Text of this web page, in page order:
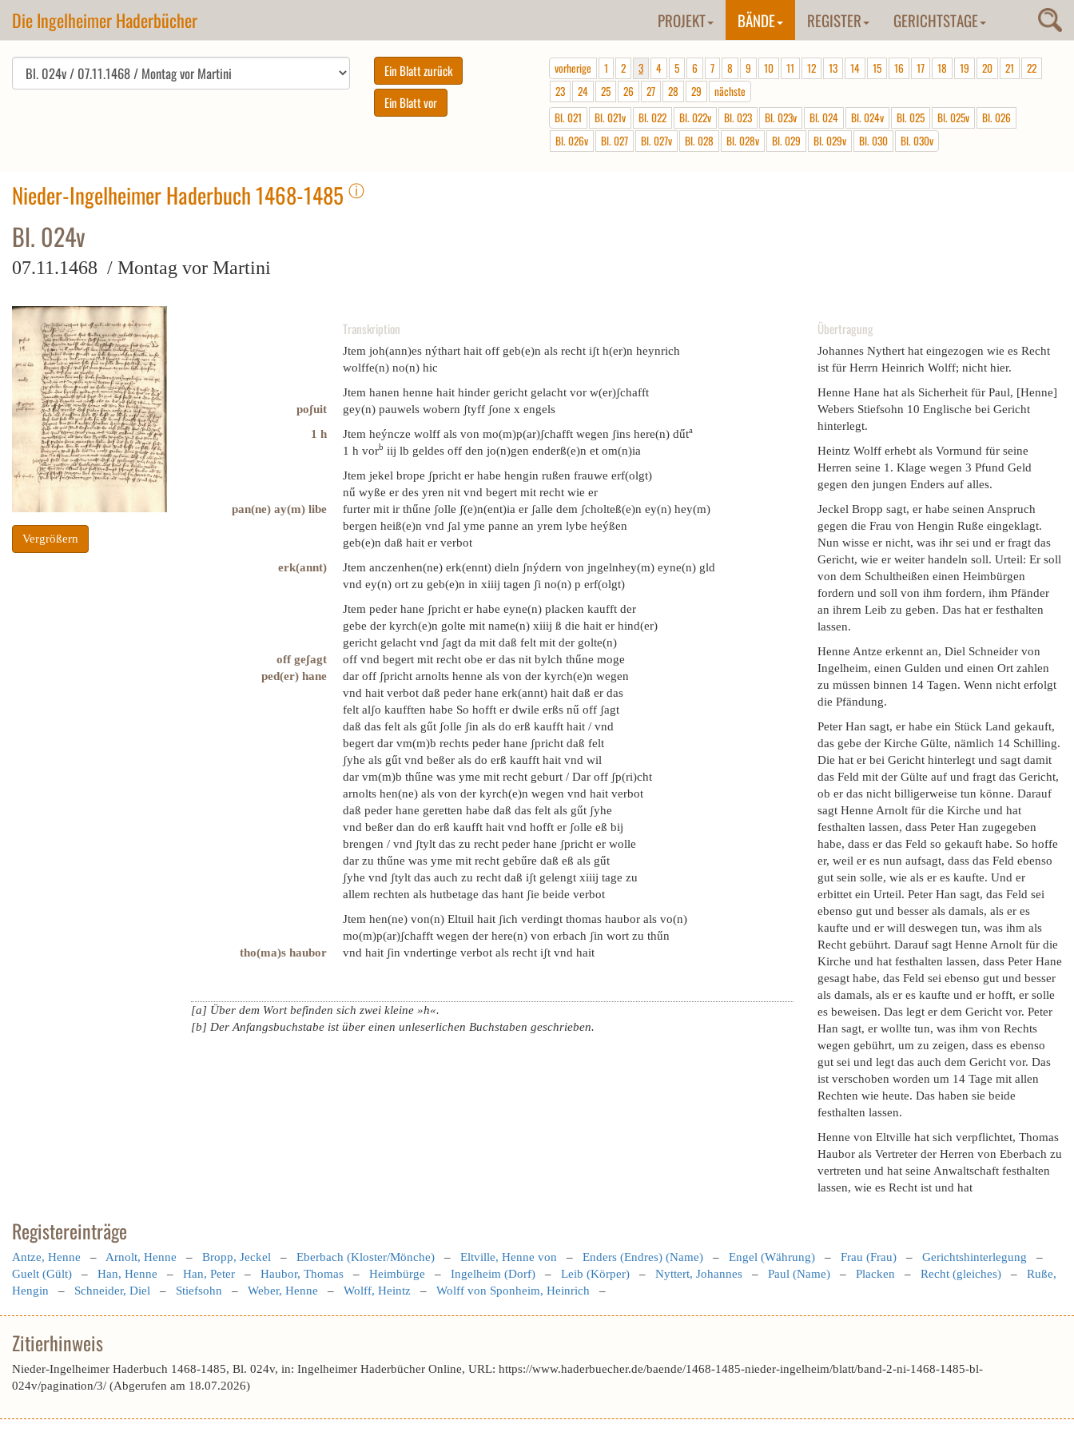
Die Ingelheimer Haderbücher PROJEKT BÄNDE REGISTER GERICHTSTAGE
vorherige 1 2 3 4 5 6 7 8 9 10 11 12 13 14 15 16 17 18 19 20 21
22
23
24 25 26 27 28 29
nächste
Bl. 021
Bl. 021v Bl. 022 Bl. 022v Bl. 023 Bl. 023v Bl. 024 Bl. 024v Bl. 025 Bl. 025v
Bl. 026
Bl. 026v
Bl. 027 Bl. 027v Bl. 028 Bl. 028v Bl. 029 Bl. 029v Bl. 030 Bl. 030v
Nieder-Ingelheimer Haderbuch 1468-1485 ⓘ
Bl. 024v
07.11.1468 / Montag vor Martini
Vergrößern
Transkription
Jtem joh(ann)es nýthart hait off geb(e)n als recht iʃt h(er)n heynrich
wolffe(n) no(n) hic
Jtem hanen henne hait hinder gericht gelacht vor w(er)ʃchafft
poʃuit
gey(n) pauwels wobern ʃtyff ʃone x engels
1 h
Jtem heýncze wolff als von mo(m)p(ar)ʃchafft wegen ʃins here(n) dűta
1 h vorb iij lb geldes off den jo(n)gen enderß(e)n et om(n)ia
Jtem jekel brope ʃpricht er habe hengin rußen frauwe erf(olgt)
nű wyße er des yren nit vnd begert mit recht wie er
pan(ne) ay(m) libe
furter mit ir thűne ʃolle ʃ(e)n(ent)ia er ʃalle dem ʃcholteß(e)n ey(n) hey(m)
bergen heiß(e)n vnd ʃal yme panne an yrem lybe heýßen
geb(e)n daß hait er verbot
erk(annt)
Jtem anczenhen(ne) erk(ennt) dieln ʃnýdern von jngelnhey(m) eyne(n) gld
vnd ey(n) ort zu geb(e)n in xiiij tagen ʃi no(n) p erf(olgt)
Jtem peder hane ʃpricht er habe eyne(n) placken kaufft der
gebe der kyrch(e)n golte mit name(n) xiiij ß die hait er hind(er)
gericht gelacht vnd ʃagt da mit daß felt mit der golte(n)
off geʃagt
off vnd begert mit recht obe er das nit bylch thűne moge
ped(er) hane
dar off ʃpricht arnolts henne als von der kyrch(e)n wegen
vnd hait verbot daß peder hane erk(annt) hait daß er das
felt alʃo kaufften habe So hofft er dwile erßs nű off ʃagt
daß das felt als gűt ʃolle ʃin als do erß kaufft hait / vnd
begert dar vm(m)b rechts peder hane ʃpricht daß felt
ʃyhe als gűt vnd beßer als do erß kaufft hait vnd wil
dar vm(m)b thűne was yme mit recht geburt / Dar off ʃp(ri)cht
arnolts hen(ne) als von der kyrch(e)n wegen vnd hait verbot
daß peder hane geretten habe daß das felt als gűt ʃyhe
vnd beßer dan do erß kaufft hait vnd hofft er ʃolle eß bij
brengen / vnd ʃtylt das zu recht peder hane ʃpricht er wolle
dar zu thűne was yme mit recht gebűre daß eß als gűt
ʃyhe vnd ʃtylt das auch zu recht daß iʃt gelengt xiiij tage zu
allem rechten als hutbetage das hant ʃie beide verbot
Jtem hen(ne) von(n) Eltuil hait ʃich verdingt thomas haubor als vo(n)
mo(m)p(ar)ʃchafft wegen der here(n) von erbach ʃin wort zu thűn
tho(ma)s haubor
vnd hait ʃin vndertinge verbot als recht iʃt vnd hait
[a] Über dem Wort befinden sich zwei kleine »h«.
[b] Der Anfangsbuchstabe ist über einen unleserlichen Buchstaben geschrieben.
Übertragung
Johannes Nythert hat eingezogen wie es Recht
ist für Herrn Heinrich Wolff; nicht hier.
Henne Hane hat als Sicherheit für Paul, [Henne]
Webers Stiefsohn 10 Englische bei Gericht
hinterlegt.
Heintz Wolff erhebt als Vormund für seine
Herren seine 1. Klage wegen 3 Pfund Geld
gegen den jungen Enders auf alles.
Jeckel Bropp sagt, er habe seinen Anspruch
gegen die Frau von Hengin Ruße eingeklagt.
Nun wisse er nicht, was ihr sei und er fragt das
Gericht, wie er weiter handeln soll. Urteil: Er soll
von dem Schultheißen einen Heimbürgen
fordern und soll von ihm fordern, ihm Pfänder
an ihrem Leib zu geben. Das hat er festhalten
lassen.
Henne Antze erkennt an, Diel Schneider von
Ingelheim, einen Gulden und einen Ort zahlen
zu müssen binnen 14 Tagen. Wenn nicht erfolgt
die Pfändung.
Peter Han sagt, er habe ein Stück Land gekauft,
das gebe der Kirche Gülte, nämlich 14 Schilling.
Die hat er bei Gericht hinterlegt und sagt damit
das Feld mit der Gülte auf und fragt das Gericht,
ob er das nicht billigerweise tun könne. Darauf
sagt Henne Arnolt für die Kirche und hat
festhalten lassen, dass Peter Han zugegeben
habe, dass er das Feld so gekauft habe. So hoffe
er, weil er es nun aufsagt, dass das Feld ebenso
gut sein solle, wie als er es kaufte. Und er
erbittet ein Urteil. Peter Han sagt, das Feld sei
ebenso gut und besser als damals, als er es
kaufte und er will deswegen tun, was ihm als
Recht gebührt. Darauf sagt Henne Arnolt für die
Kirche und hat festhalten lassen, dass Peter Hane
gesagt habe, das Feld sei ebenso gut und besser
als damals, als er es kaufte und er hofft, er solle
es beweisen. Das legt er dem Gericht vor. Peter
Han sagt, er wollte tun, was ihm von Rechts
wegen gebührt, um zu zeigen, dass es ebenso
gut sei und legt das auch dem Gericht vor. Das
ist verschoben worden um 14 Tage mit allen
Rechten wie heute. Das haben sie beide
festhalten lassen.
Henne von Eltville hat sich verpflichtet, Thomas
Haubor als Vertreter der Herren von Eberbach zu
vertreten und hat seine Anwaltschaft festhalten
lassen, wie es Recht ist und hat
Registereinträge
Antze, Henne – Arnolt, Henne – Bropp, Jeckel – Eberbach (Kloster/Mönche) – Eltville, Henne von – Enders (Endres) (Name) – Engel (Währung) – Frau (Frau) – Gerichtshinterlegung –
Guelt (Gült) – Han, Henne – Han, Peter – Haubor, Thomas – Heimbürge – Ingelheim (Dorf) – Leib (Körper) – Nyttert, Johannes – Paul (Name) – Placken – Recht (gleiches) – Ruße,
Hengin – Schneider, Diel – Stiefsohn – Weber, Henne – Wolff, Heintz – Wolff von Sponheim, Heinrich –
Zitierhinweis
Nieder-Ingelheimer Haderbuch 1468-1485, Bl. 024v, in: Ingelheimer Haderbücher Online, URL: https://www.haderbuecher.de/baende/1468-1485-nieder-ingelheim/blatt/band-2-ni-1468-1485-bl-
024v/pagination/3/ (Abgerufen am 18.07.2026)